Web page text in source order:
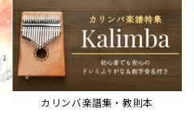
カリンバ楽譜集・教則本